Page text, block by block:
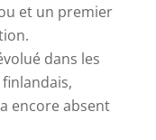
et un premier
dans les
encore absent